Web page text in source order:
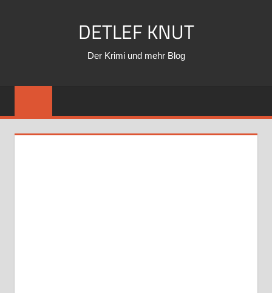
DETLEF KNUT
Der Krimi und mehr Blog